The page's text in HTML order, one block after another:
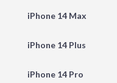
iPhone 14 Max
iPhone 14 Plus
iPhone 14 Pro